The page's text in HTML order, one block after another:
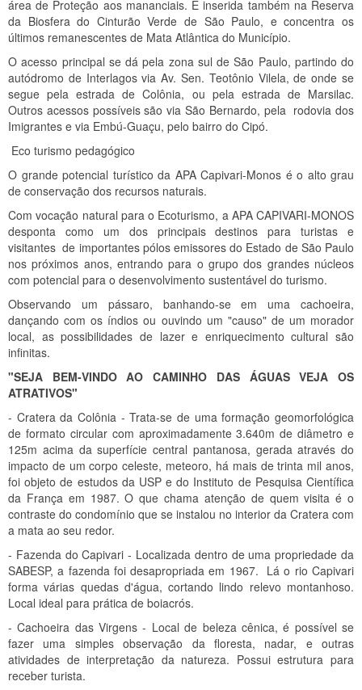
área de Proteção aos mananciais. E inserida também na Reserva
da Biosfera do Cinturão Verde de São Paulo, e concentra os
últimos remanescentes de Mata Atlântica do Município.
O acesso principal se dá pela zona sul de São Paulo, partindo do
autódromo de Interlagos via Av. Sen. Teotônio Vilela, de onde se
segue pela estrada de Colônia, ou pela estrada de Marsilac.
Outros acessos possíveis são via São Bernardo, pela rodovia dos
Imigrantes e via Embú-Guaçu, pelo bairro do Cipó.
Eco turismo pedagógico
O grande potencial turístico da APA Capivari-Monos é o alto grau
de conservação dos recursos naturais.
Com vocação natural para o Ecoturismo, a APA CAPIVARI-MONOS
desponta como um dos principais destinos para turistas e
visitantes de importantes pólos emissores do Estado de São Paulo
nos próximos anos, entrando para o grupo dos grandes núcleos
com potencial para o desenvolvimento sustentável do turismo.
Observando um pássaro, banhando-se em uma cachoeira,
dançando com os índios ou ouvindo um "causo" de um morador
local, as possibilidades de lazer e enriquecimento cultural são
infinitas.
"SEJA BEM-VINDO AO CAMINHO DAS ÁGUAS VEJA OS
ATRATIVOS"
- Cratera da Colônia - Trata-se de uma formação geomorfológica
de formato circular com aproximadamente 3.640m de diâmetro e
125m acima da superfície central pantanosa, gerada através do
impacto de um corpo celeste, meteoro, há mais de trinta mil anos,
foi objeto de estudos da USP e do Instituto de Pesquisa Científica
da França em 1987. O que chama atenção de quem visita é o
contraste do condomínio que se instalou no interior da Cratera com
a mata ao seu redor.
- Fazenda do Capivari - Localizada dentro de uma propriedade da
SABESP, a fazenda foi desapropriada em 1967. Lá o rio Capivari
forma várias quedas d'água, cortando lindo relevo montanhoso.
Local ideal para prática de boiacrós.
- Cachoeira das Virgens - Local de beleza cênica, é possível se
fazer uma simples observação da floresta, nadar, e outras
atividades de interpretação da natureza. Possui estrutura para
receber turista.